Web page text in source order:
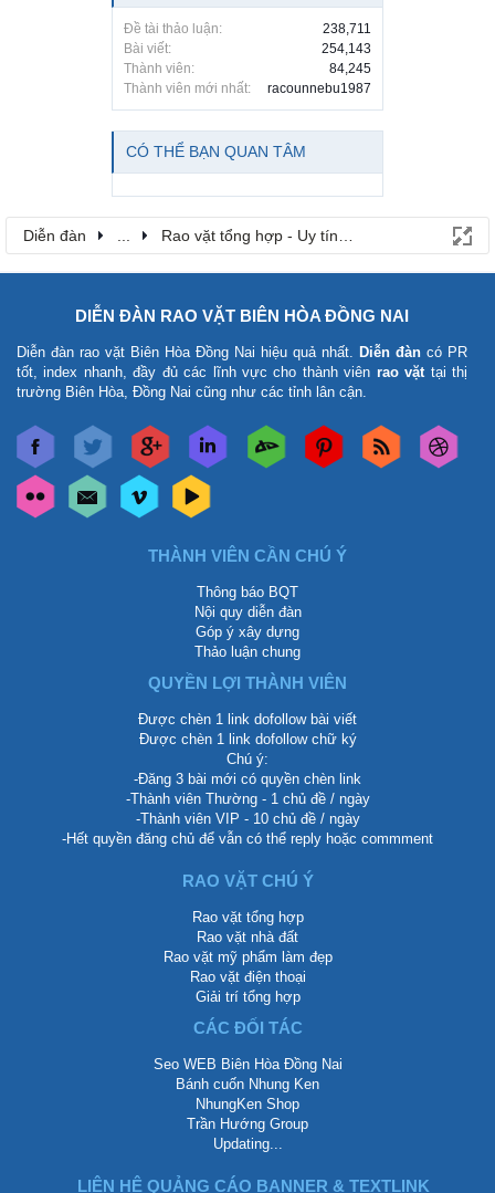
Đề tài thảo luận:
238,711
Bài viết:
254,143
Thành viên:
84,245
Thành viên mới nhất:
racounnebu1987
CÓ THỂ BẠN QUAN TÂM
Diễn đàn Rao vặt tổng hợp - Uy tín - Miễn phí
DIỄN ĐÀN RAO VẶT BIÊN HÒA ĐỒNG NAI
Diễn đàn rao vặt Biên Hòa Đồng Nai hiệu quả nhất. Diễn đàn có PR
tốt, index nhanh, đầy đủ các lĩnh vực cho thành viên rao vặt tại thị
trường Biên Hòa, Đồng Nai cũng như các tỉnh lân cận.
THÀNH VIÊN CẦN CHÚ Ý
Thông báo BQT
Nội quy diễn đàn
Góp ý xây dựng
Thảo luận chung
QUYỀN LỢI THÀNH VIÊN
Được chèn 1 link dofollow bài viết
Được chèn 1 link dofollow chữ ký
Chú ý:
-Đăng 3 bài mới có quyền chèn link
-Thành viên Thường - 1 chủ đề / ngày
-Thành viên VIP - 10 chủ đề / ngày
-Hết quyền đăng chủ để vẫn có thể reply hoặc commment
RAO VẶT CHÚ Ý
Rao vặt tổng hợp
Rao vặt nhà đất
Rao vặt mỹ phẩm làm đẹp
Rao vặt điện thoại
Giải trí tổng hợp
CÁC ĐỐI TÁC
Seo WEB Biên Hòa Đồng Nai
Bánh cuốn Nhung Ken
NhungKen Shop
Trần Hướng Group
Updating...
LIÊN HỆ QUẢNG CÁO BANNER & TEXTLINK